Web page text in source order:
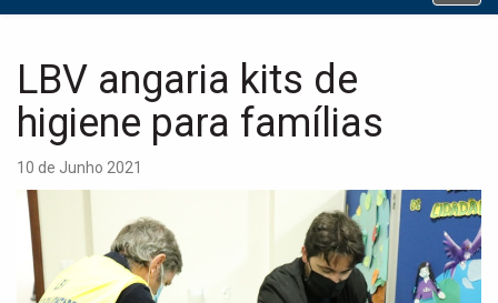
o
i
g
a
t
i
LBV angaria kits de
higiene para famílias
10 de Junho 2021